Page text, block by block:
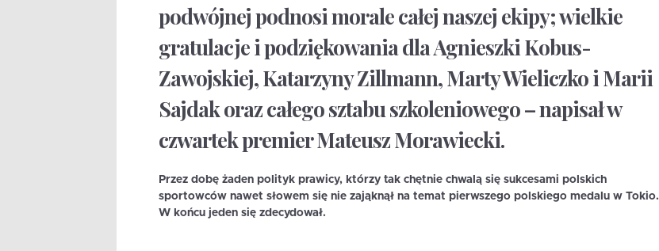
podwójnej podnosi morale całej naszej ekipy; wielkie
gratulacje i podziękowania dla Agnieszki Kobus-
Zawojskiej, Katarzyny Zillmann, Marty Wieliczko i Marii
Sajdak oraz całego sztabu szkoleniowego – napisał w
czwartek premier Mateusz Morawiecki.
Przez dobę żaden polityk prawicy, którzy tak chętnie chwalą się sukcesami polskich
sportowców nawet słowem się nie zająknął na temat pierwszego polskiego medalu w Tokio.
W końcu jeden się zdecydował.